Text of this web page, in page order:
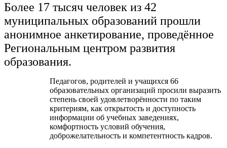
Более 17 тысяч человек из 42
муниципальных образований прошли
анонимное анкетирование, проведённое
Региональным центром развития
образования.
Педагогов, родителей и учащихся 66
образовательных организаций просили выразить
степень своей удовлетворённости по таким
критериям, как открытость и доступность
информации об учебных заведениях,
комфортность условий обучения,
доброжелательность и компетентность кадров.